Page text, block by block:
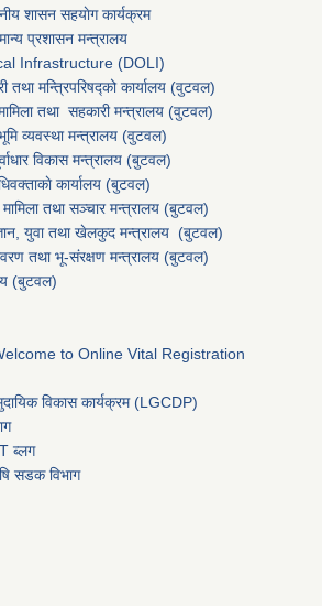
शासन सहयाेग कार्यक्रम
प्रशासन मन्त्रालय
Infrastructure (DOLI)
तथा मन्त्रिपरिषद्को कार्यालय (वुटवल)
तथा सहकारी मन्त्रालय (वुटवल)
व्यवस्था मन्त्रालय (वुटवल)
विकास मन्त्रालय (बुटवल)
कार्यालय (बुटवल)
तथा सञ्चार मन्त्रालय (बुटवल)
युवा तथा खेलकुद मन्त्रालय (बुटवल)
तथा भू-संरक्षण मन्त्रालय (बुटवल)
(बुटवल)
to Online Vital Registration
विकास कार्यक्रम (LGCDP)
ब्लग
सडक विभाग